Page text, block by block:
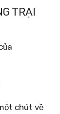
TRẠI
chút về